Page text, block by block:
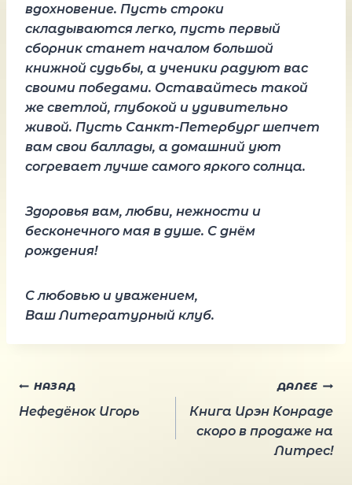
вдохновение. Пусть строки
складываются легко, пусть первый
сборник станет началом большой
книжной судьбы, а ученики радуют вас
своими победами. Оставайтесь такой
же светлой, глубокой и удивительно
живой. Пусть Санкт-Петербург шепчет
вам свои баллады, а домашний уют
согревает лучше самого яркого солнца.
Здоровья вам, любви, нежности и
бесконечного мая в душе. С днём
рождения!
С любовью и уважением,
Ваш Литературный клуб.
Навигация
НАЗАД
Нефедёнок Игорь
ДАЛЕЕ
Книга Ирэн Конраде
скоро в продаже на
Литрес!